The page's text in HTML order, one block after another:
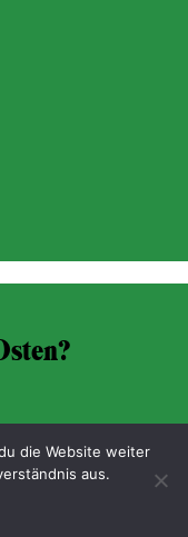
die Website weiter
aus.